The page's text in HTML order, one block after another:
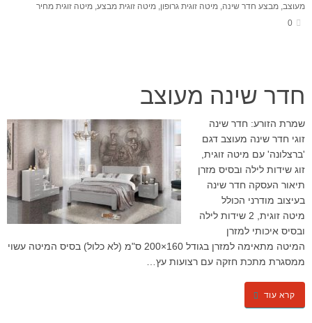
מעוצב מבצע חדר שינה מיטה זוגית גרופון מיטה זוגית מבצע מיטה זוגית מחיר
0
חדר שינה מעוצב
שמרת הזורע: חדר שינה
זוגי חדר שינה מעוצב דגם
'ברצלונה' עם מיטה זוגית,
זוג שידות לילה ובסיס מזרן
תיאור העסקה חדר שינה
בעיצוב מודרני הכולל
מיטה זוגית, 2 שידות לילה
ובסיס איכותי למזרן
המיטה מתאימה למזרן בגודל 160×200 ס"מ (לא כלול) בסיס המיטה עשוי
ממסגרת מתכת חזקה עם רצועות עץ…
קרא עוד